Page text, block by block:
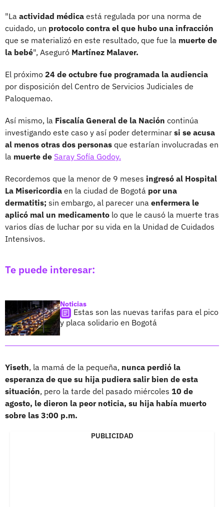
"La actividad médica está regulada por una norma de
cuidado, un protocolo contra el que hubo una infracción
que se materializó en este resultado, que fue la muerte de
la bebé", Aseguró Martínez Malaver.
El próximo 24 de octubre fue programada la audiencia
por disposición del Centro de Servicios Judiciales de
Paloquemao.
Así mismo, la Fiscalía General de la Nación continúa
investigando este caso y así poder determinar si se acusa
al menos otras dos personas que estarían involucradas en
la muerte de Saray Sofía Godoy.
Recordemos que la menor de 9 meses ingresó al Hospital
La Misericordia en la ciudad de Bogotá por una
dermatitis; sin embargo, al parecer una enfermera le
aplicó mal un medicamento lo que le causó la muerte tras
varios días de luchar por su vida en la Unidad de Cuidados
Intensivos.
Te puede interesar:
Noticias
Estas son las nuevas tarifas para el pico
y placa solidario en Bogotá
Yiseth, la mamá de la pequeña, nunca perdió la
esperanza de que su hija pudiera salir bien de esta
situación, pero la tarde del pasado miércoles 10 de
agosto, le dieron la peor noticia, su hija había muerto
sobre las 3:00 p.m.
PUBLICIDAD